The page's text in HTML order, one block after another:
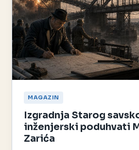
MAGAZIN
Izgradnja Starog
inženjerski poduhvati
Zarića